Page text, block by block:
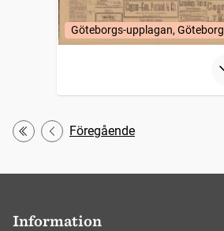
Göteborgs-upplagan, Göteborg
Första
Föregående
Information